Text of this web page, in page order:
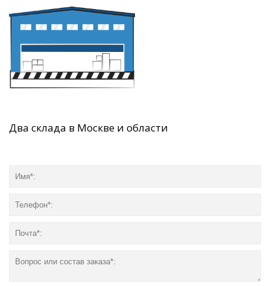
Два склада в Москве и области